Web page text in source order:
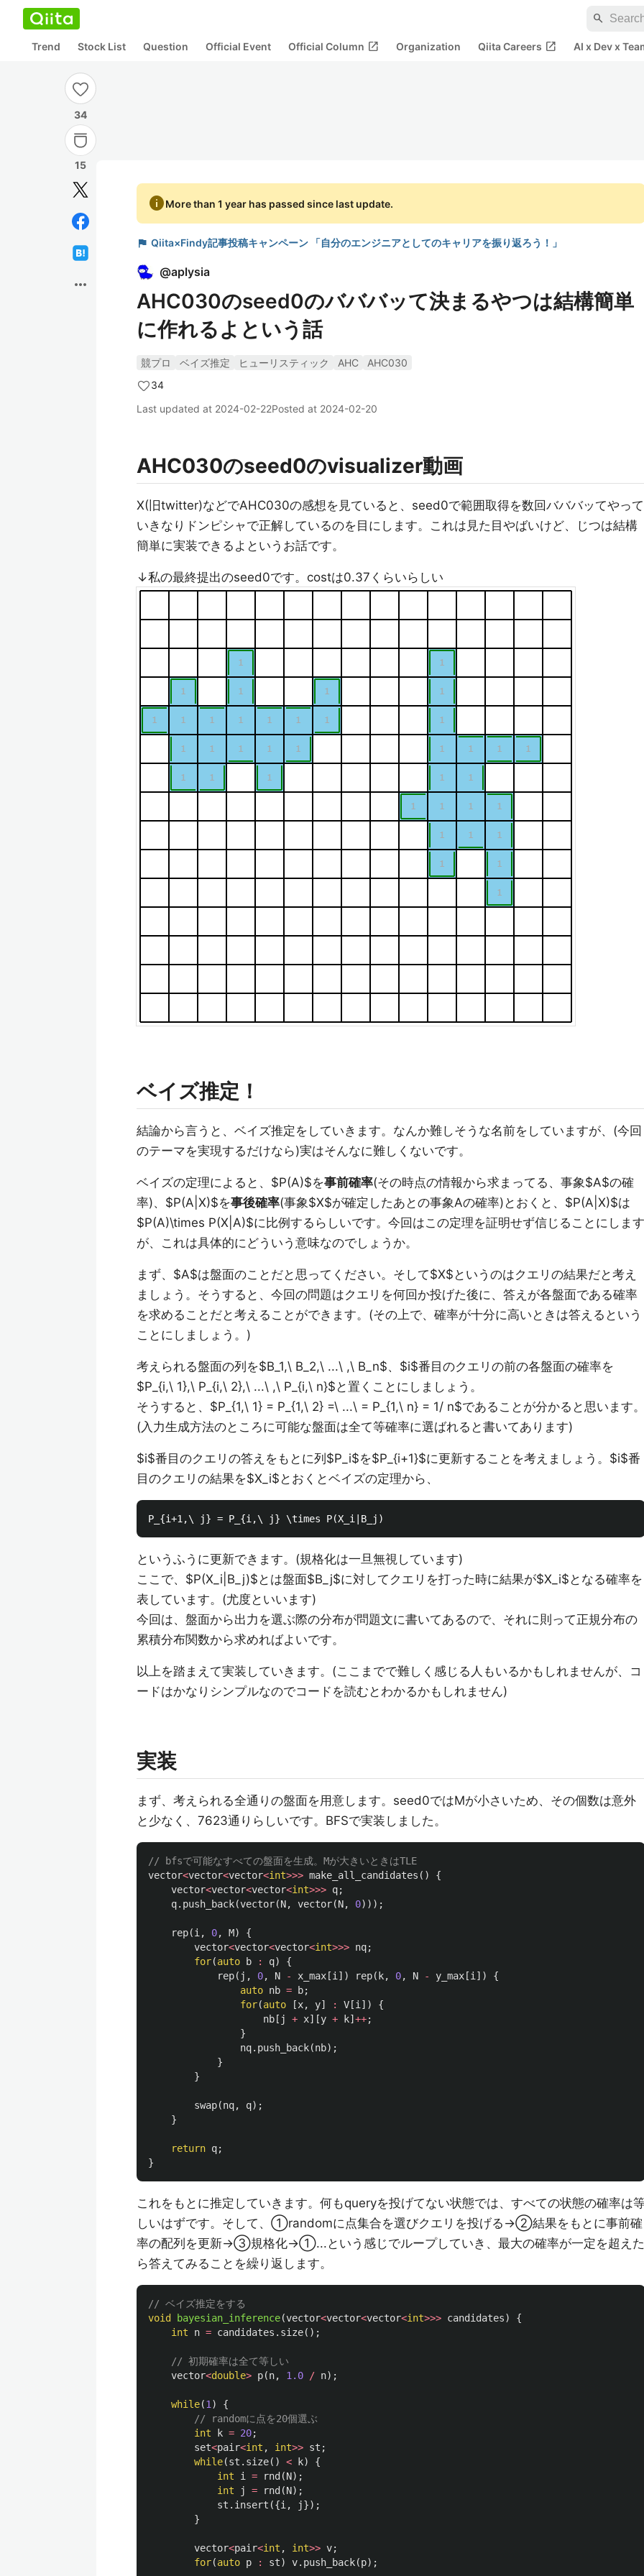
search
Trend Stock List Question Official Event Official Column open_in_new Organization Qiita Careers open_in_new AI x Dev x
34
15
more_horiz
infoMore than 1 year has passed since last update.
flag Qiita×Findy記事投稿キャンペーン 「自分のエンジニアとしてのキャリアを振り返ろう！」
@aplysia
AHC030のseed0のバババッて決まるやつは結構簡単
に作れるよという話
競プロ ベイズ推定 ヒューリスティック AHC
AHC030
34
Last updated at 2024-02-22Posted at 2024-02-20
AHC030のseed0のvisualizer動画
X(旧twitter)などでAHC030の感想を見ていると、seed0で範囲取得を数回バババッてやって
いきなりドンピシャで正解しているのを目にします。これは見た目やばいけど、じつは結構
簡単に実装できるよというお話です。
↓私の最終提出のseed0です。costは0.37くらいらしい
ベイズ推定！
結論から言うと、ベイズ推定をしていきます。なんか難しそうな名前をしていますが、(今回
のテーマを実現するだけなら)実はそんなに難しくないです。
ベイズの定理によると、$P(A)$を事前確率(その時点の情報から求まってる、事象$A$の確
率)、$P(A|X)$を事後確率(事象$X$が確定したあとの事象Aの確率)とおくと、$P(A|X)$は
$P(A)\times P(X|A)$に比例するらしいです。今回はこの定理を証明せず信じることにします
が、これは具体的にどういう意味なのでしょうか。
まず、$A$は盤面のことだと思ってください。そして$X$というのはクエリの結果だと考え
ましょう。そうすると、今回の問題はクエリを何回か投げた後に、答えが各盤面である確率
を求めることだと考えることができます。(その上で、確率が十分に高いときは答えるという
ことにしましょう。)
考えられる盤面の列を$B_1,\ B_2,\ ...\ ,\ B_n$、$i$番目のクエリの前の各盤面の確率を
$P_{i,\ 1},\ P_{i,\ 2},\ ...\ ,\ P_{i,\ n}$と置くことにしましょう。
そうすると、$P_{1,\ 1} = P_{1,\ 2} =\ ...\ = P_{1,\ n} = 1/ n$であることが分かると思います
(入力生成方法のところに可能な盤面は全て等確率に選ばれると書いてあります)
$i$番目のクエリの答えをもとに列$P_i$を$P_{i+1}$に更新することを考えましょう。$i$番
目のクエリの結果を$X_i$とおくとベイズの定理から、
というふうに更新できます。(規格化は一旦無視しています)
ここで、$P(X_i|B_j)$とは盤面$B_j$に対してクエリを打った時に結果が$X_i$となる確率を
表しています。(尤度といいます)
今回は、盤面から出力を選ぶ際の分布が問題文に書いてあるので、それに則って正規分布の
累積分布関数から求めればよいです。
以上を踏まえて実装していきます。(ここまでで難しく感じる人もいるかもしれませんが、コ
ードはかなりシンプルなのでコードを読むとわかるかもしれません)
実装
まず、考えられる全通りの盤面を用意します。seed0ではMが小さいため、その個数は意外
と少なく、7623通りらしいです。BFSで実装しました。
// bfsで可能なすべての盤面を生成。Mが大きいときはTLE
vector<vector<vector<int>>> make_all_candidates ()
{
vector<vector<vector<int>>> q;
q. push_back(vector(N, vector(N, 0)));
rep(i , 0, M)
{
vector<vector<vector<int>>> nq;
for(auto b : q)
{
rep( j , 0, N - x_max [i ]) rep( k, 0, N - y_max [i ])
{
auto nb = b;
for(auto [x, y] : V [i ])
{
nb [ j + x][y + k] ++;
}
nq. push_back(nb);
}
}
swap(nq, q);
}
return q;
}
これをもとに推定していきます。何もqueryを投げてない状態では、すべての状態の確率は
しいはずです。そして、①randomに点集合を選びクエリを投げる→②結果をもとに事前確
率の配列を更新→③規格化→①...という感じでループしていき、最大の確率が一定を超えた
ら答えてみることを繰り返します。
// ベイズ推定をする
void
bayesian_inference(vector<vector<vector<int>>> candidates)
{
int
n = candidates . size();
// 初期確率は全て等しい
vector<double> p(n, 1.0 / n);
while(1 )
{
// randomに点を20個選ぶ
int
k = 20;
set<pair<int , int>> st ;
while(st . size() < k)
{
int
i = rnd (N);
int
j = rnd (N);
st . insert ({i , j});
}
vector<pair<int , int>> v;
for(auto p : st) v. push_back(p);